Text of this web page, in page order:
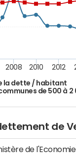
la dette / habitant
de 500 à
2008 2010 2012
de
de